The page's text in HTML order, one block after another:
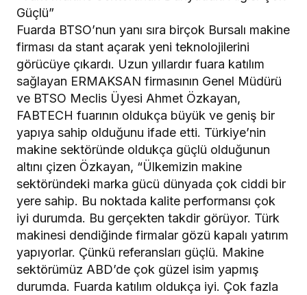
Güçlü”
Fuarda BTSO’nun yanı sıra birçok Bursalı makine
firması da stant açarak yeni teknolojilerini
görücüye çıkardı. Uzun yıllardır fuara katılım
sağlayan ERMAKSAN firmasının Genel Müdürü
ve BTSO Meclis Üyesi Ahmet Özkayan,
FABTECH fuarının oldukça büyük ve geniş bir
yapıya sahip olduğunu ifade etti. Türkiye’nin
makine sektöründe oldukça güçlü olduğunun
altını çizen Özkayan, “Ülkemizin makine
sektöründeki marka gücü dünyada çok ciddi bir
yere sahip. Bu noktada kalite performansı çok
iyi durumda. Bu gerçekten takdir görüyor. Türk
makinesi dendiğinde firmalar gözü kapalı yatırım
yapıyorlar. Çünkü referansları güçlü. Makine
sektörümüz ABD’de çok güzel isim yapmış
durumda. Fuarda katılım oldukça iyi. Çok fazla